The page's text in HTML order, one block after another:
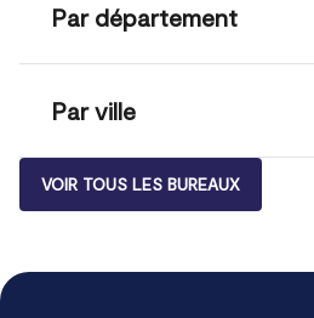
Par département
Par ville
VOIR TOUS LES BUREAUX